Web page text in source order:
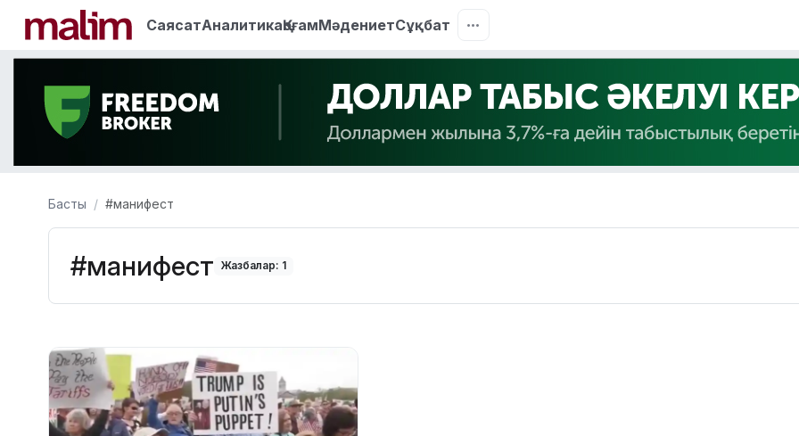
СаясатАналитикаҚоғамМәдениетСұқбат
Басты #манифест
#манифест Жазбалар: 1